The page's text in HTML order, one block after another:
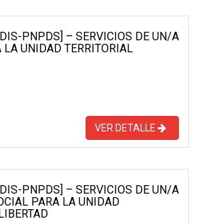
PNPDS] – SERVICIOS DE UN/A
UNIDAD TERRITORIAL
VER DETALLE
PNPDS] – SERVICIOS DE UN/A
PARA LA UNIDAD